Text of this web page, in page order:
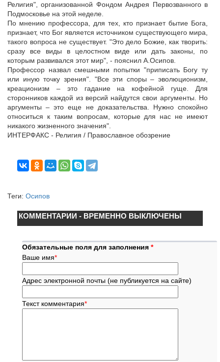
Религия", организованной Фондом Андрея Первозванного в
Подмосковье на этой неделе.
По мнению профессора, для тех, кто признает бытие Бога,
признает, что Бог является источником существующего мира,
такого вопроса не существует. "Это дело Божие, как творить:
сразу все виды в целостном виде или дать законы, по
которым развивался этот мир", - пояснил А.Осипов.
Профессор назвал смешными попытки "приписать Богу ту
или иную точку зрения". "Все эти споры – эволюционизм,
креационизм – это гадание на кофейной гуще. Для
сторонников каждой из версий найдутся свои аргументы. Но
аргументы – это еще не доказательства. Нужно спокойно
относиться к таким вопросам, которые для нас не имеют
никакого жизненного значения".
ИНТЕРФАКС - Религия / Православное обозрение
Теги: Осипов
КОММЕНТАРИИ - ВРЕМЕННО ВЫКЛЮЧЕНЫ
Обязательные поля для заполнения *
Ваше имя*
Адрес электронной почты (не публикуется на сайте)
Текст комментария*